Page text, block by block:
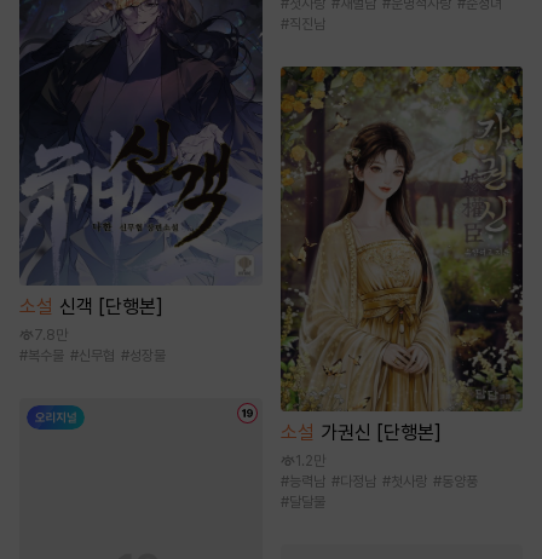
소설 신객 [단행본]
7.8만
#복수물 #신무협 #성장물
#첫사랑 #재벌남 #운명적사랑 #순정녀
#직진남
소설 가권신 [단행본]
1.2만
#능력남 #다정남 #첫사랑 #동양풍
#달달물